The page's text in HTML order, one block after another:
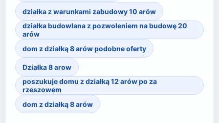
działka z warunkami zabudowy 10 arów
działka budowlana z pozwoleniem na budowę 20
arów
dom z działką 8 arów podobne oferty
Działka 8 arow
poszukuje domu z działką 12 arów po za
rzeszowem
dom z działką 8 arów